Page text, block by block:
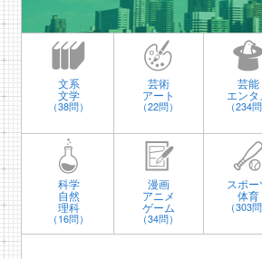
文系
文学
（38問）
芸術
アート
（22問）
芸能
エンタ
（234問
科学
自然
理科
（16問）
漫画
アニメ
ゲーム
（34問）
スポー
体育
（303問